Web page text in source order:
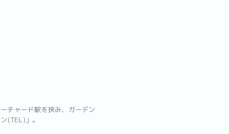
チャード駅を挟み、ガーデン
(TEL)」。